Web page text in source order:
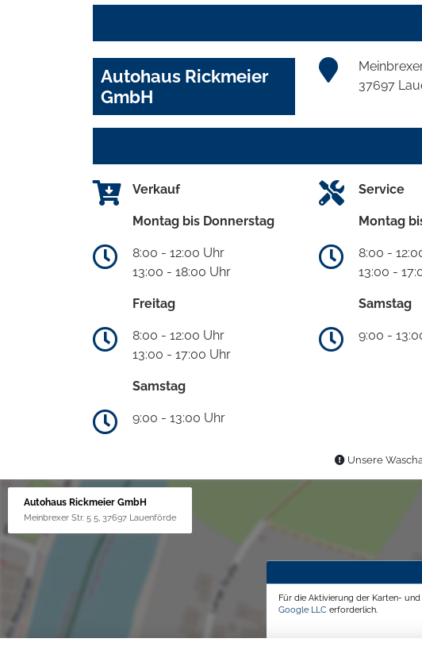
Autohaus Rickmeier
GmbH
37697
Verkauf
Montag bis Donnerstag
8:00 - 12:00 Uhr
13:00 - 18:00 Uhr
Freitag
8:00 - 12:00 Uhr
13:00 - 17:00 Uhr
Samstag
9:00 - 13:00 Uhr
Service
Montag
8:00 -
13:00 -
Samstag
9:00 -
Unsere
Autohaus Rickmeier GmbH
Meinbrexer Str. 5 5, 37697 Lauenförde
Für die Aktivierung der Karten-
Google LLC erforderlich.